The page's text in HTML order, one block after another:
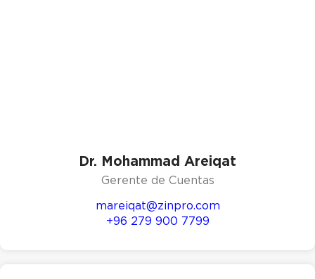
Dr. Mohammad Areiqat
Gerente de Cuentas
mareiqat@zinpro.com
+96 279 900 7799